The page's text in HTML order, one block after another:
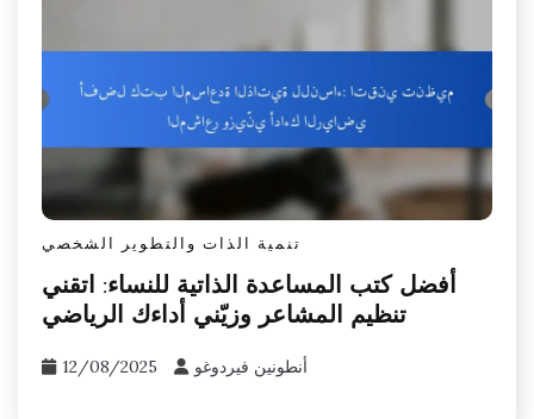
تنمية الذات والتطوير الشخصي
أفضل كتب المساعدة الذاتية للنساء: اتقني
تنظيم المشاعر وزيّني أداءك الرياضي
12/08/2025 أنطونين فيردوغو